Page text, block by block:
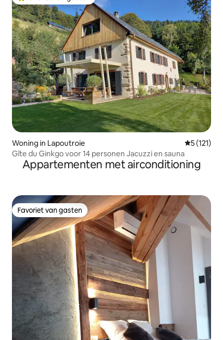
Topfavoriet van gasten
Woning in Lapoutroie
5 (121)
Gîte du Ginkgo voor 14 personen Jacuzzi en sauna
Appartementen met airconditioning
Favoriet van gasten
Favoriet van gasten